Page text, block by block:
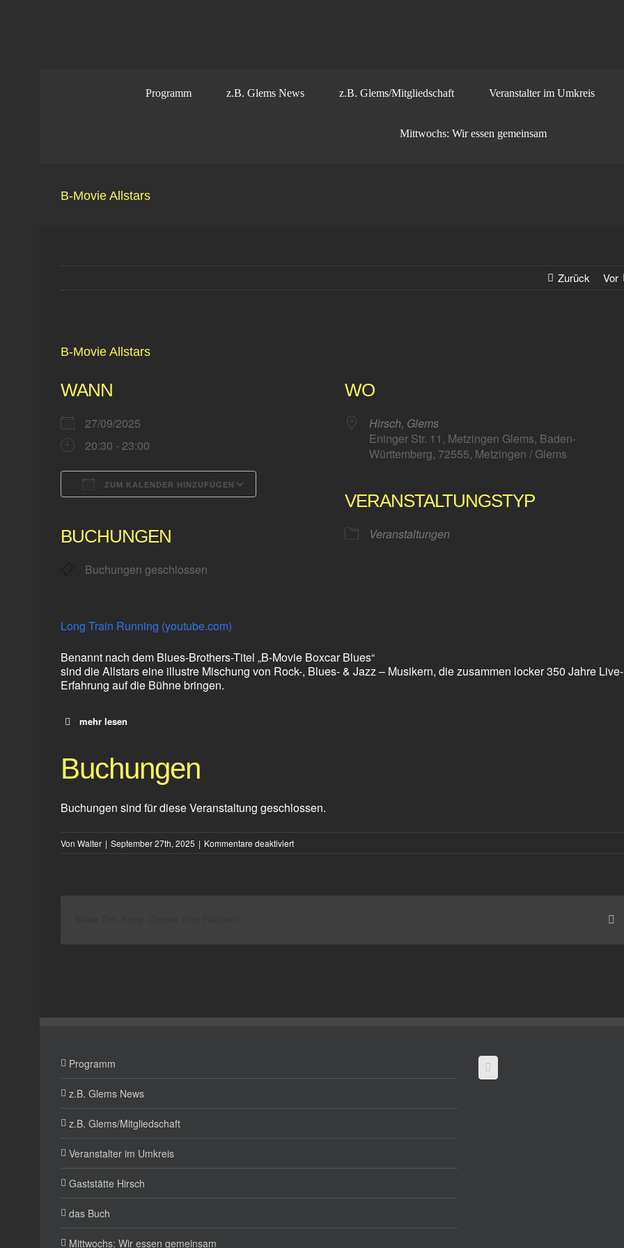
Programm z.B. Glems News z.B. Glems/Mitgliedschaft Veranstalter im Umkreis
Mittwochs: Wir essen gemeinsam
B-Movie Allstars
Zurück Vor
B-Movie Allstars
WANN
27/09/2025
20:30 - 23:00
ZUM KALENDER HINZUFÜGEN
Google Kalender iCalendar
BUCHUNGEN
Buchungen geschlossen
WO
Hirsch, Glems
Eninger Str. 11, Metzingen Glems, Baden-
Württemberg, 72555, Metzingen / Glems
VERANSTALTUNGSTYP
Veranstaltungen
Long Train Running (youtube.com)
Benannt nach dem Blues-Brothers-Titel „B-Movie Boxcar Blues“
sind die Allstars eine illustre Mischung von Rock-, Blues- & Jazz – Musikern, die zusammen locker 350 Jahre Live-
Erfahrung auf die Bühne bringen.
mehr lesen
Buchungen
Buchungen sind für diese Veranstaltung geschlossen.
Von Walter | September 27th, 2025 | Kommentare deaktiviertfür
Programm
z.B. Glems News
z.B. Glems/Mitgliedschaft
Veranstalter im Umkreis
Gaststätte Hirsch
das Buch
Mittwochs: Wir essen gemeinsam